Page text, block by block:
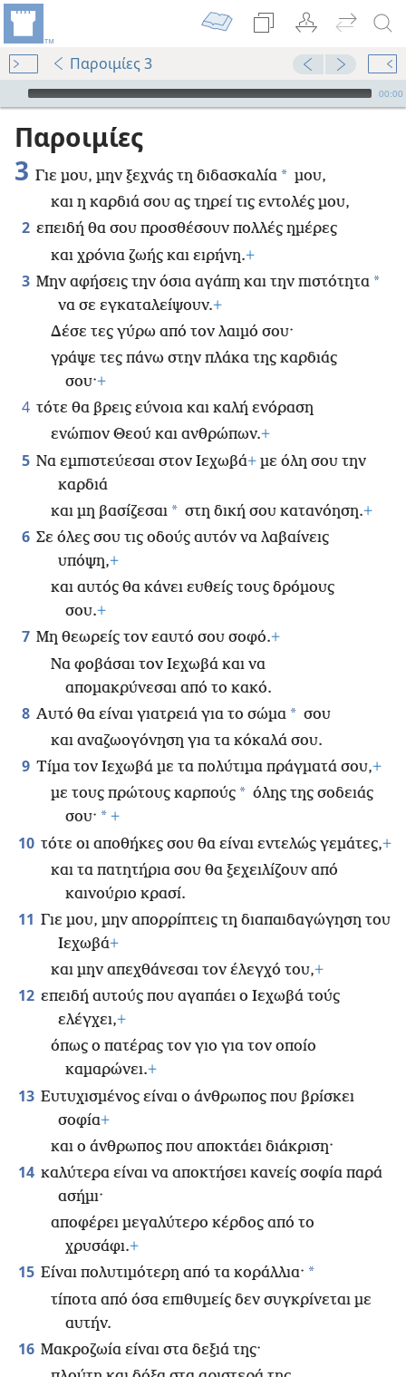
Παροιμίες 3
Audio Player
00:00
Παροιμίες
3 Γιε μου, μην ξεχνάς τη διδασκαλία * μου,
και η καρδιά σου ας τηρεί τις εντολές μου,
2 επειδή θα σου προσθέσουν πολλές ημέρες
και χρόνια ζωής και ειρήνη.+
3 Μην αφήσεις την όσια αγάπη και την πιστότητα *
να σε εγκαταλείψουν.+
Δέσε τες γύρω από τον λαιμό σου·
γράψε τες πάνω στην πλάκα της καρδιάς
σου·+
4 τότε θα βρεις εύνοια και καλή ενόραση
ενώπιον Θεού και ανθρώπων.+
5 Να εμπιστεύεσαι στον Ιεχωβά+ με όλη σου την
καρδιά
και μη βασίζεσαι * στη δική σου κατανόηση.+
6 Σε όλες σου τις οδούς αυτόν να λαβαίνεις
υπόψη,+
και αυτός θα κάνει ευθείς τους δρόμους
σου.+
7 Μη θεωρείς τον εαυτό σου σοφό.+
Να φοβάσαι τον Ιεχωβά και να
απομακρύνεσαι από το κακό.
8 Αυτό θα είναι γιατρειά για το σώμα * σου
και αναζωογόνηση για τα κόκαλά σου.
9 Τίμα τον Ιεχωβά με τα πολύτιμα πράγματά σου,+
με τους πρώτους καρπούς * όλης της σοδειάς
σου· * +
10 τότε οι αποθήκες σου θα είναι εντελώς γεμάτες,+
και τα πατητήρια σου θα ξεχειλίζουν από
καινούριο κρασί.
11 Γιε μου, μην απορρίπτεις τη διαπαιδαγώγηση του
Ιεχωβά+
και μην απεχθάνεσαι τον έλεγχό του,+
12 επειδή αυτούς που αγαπάει ο Ιεχωβά τούς
ελέγχει,+
όπως ο πατέρας τον γιο για τον οποίο
καμαρώνει.+
13 Ευτυχισμένος είναι ο άνθρωπος που βρίσκει
σοφία+
και ο άνθρωπος που αποκτάει διάκριση·
14 καλύτερα είναι να αποκτήσει κανείς σοφία παρά
ασήμι·
αποφέρει μεγαλύτερο κέρδος από το
χρυσάφι.+
15 Είναι πολυτιμότερη από τα κοράλλια· *
τίποτα από όσα επιθυμείς δεν συγκρίνεται με
αυτήν.
16 Μακροζωία είναι στα δεξιά της·